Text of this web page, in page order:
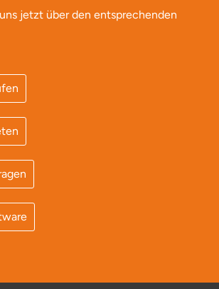
jetzt über den entsprechenden